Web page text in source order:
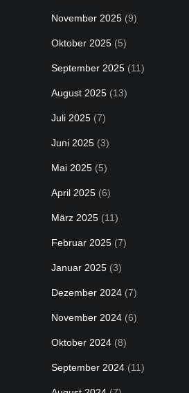
November 2025 (9)
Oktober 2025 (5)
September 2025 (11)
August 2025 (13)
Juli 2025 (7)
Juni 2025 (3)
Mai 2025 (5)
April 2025 (6)
März 2025 (11)
Februar 2025 (7)
Januar 2025 (3)
Dezember 2024 (7)
November 2024 (6)
Oktober 2024 (8)
September 2024 (11)